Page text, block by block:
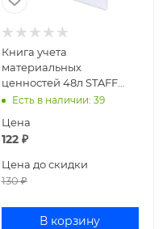
Книга учета
материальных
ценностей 48л STAFF
130234
Есть в наличии: 39
Цена
122₽
Цена до скидки
130₽
В корзину